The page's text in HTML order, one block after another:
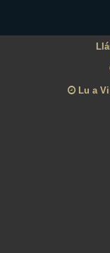
Lu a